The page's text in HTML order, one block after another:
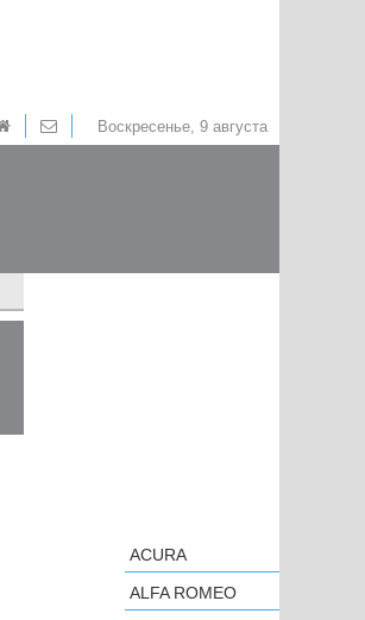
Воскресенье, 9 августа
ACURA
ALFA ROMEO